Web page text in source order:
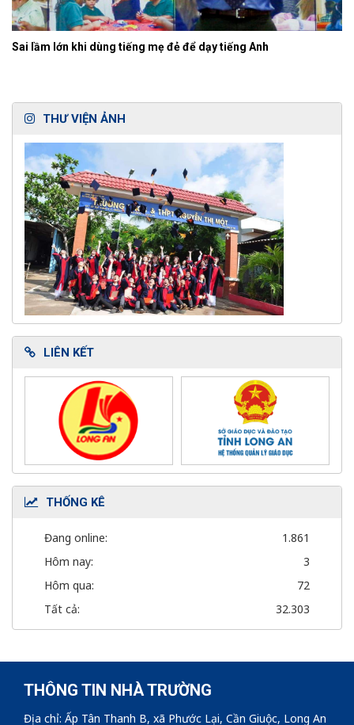
Sai lầm lớn khi dùng tiếng mẹ đẻ để dạy tiếng Anh
THƯ VIỆN ẢNH
LIÊN KẾT
THỐNG KÊ
Đang online:
1.861
Hôm nay:
3
Hôm qua:
72
Tất cả:
32.303
THÔNG TIN NHÀ TRƯỜNG
Địa chỉ: Ấp Tân Thanh B, xã Phước Lại, Cần Giuộc, Long An